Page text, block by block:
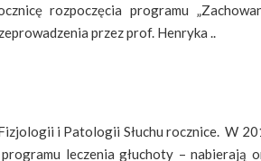
rozpoczęcia programu
przez prof. Henryka ..
i Patologii Słuchu rocznice. W
leczenia głuchoty – nabierają